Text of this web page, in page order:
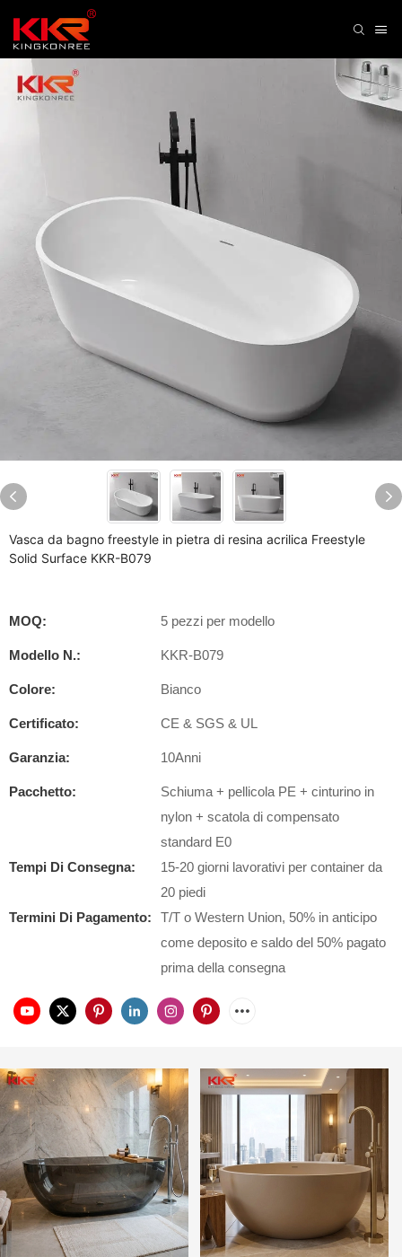
Vasca da bagno freestyle in pietra di resina acrilica Freestyle
Solid Surface KKR-B079
MOQ: 5 pezzi per modello
Modello N.: KKR-B079
Colore: Bianco
Certificato: CE & SGS & UL
Garanzia: 10Anni
Pacchetto:
Schiuma + pellicola PE + cinturino in
nylon + scatola di compensato
standard E0
Tempi Di Consegna:
15-20 giorni lavorativi per container da
20 piedi
Termini Di Pagamento:
T/T o Western Union, 50% in anticipo
come deposito e saldo del 50% pagato
prima della consegna